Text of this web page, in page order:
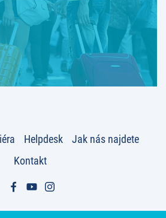
Helpdesk
Jak nás najdete
Kontakt